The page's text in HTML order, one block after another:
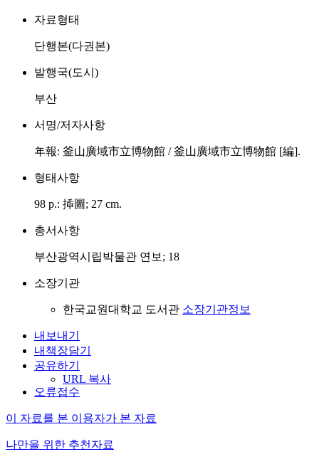
자료형태
단행본(다권본)
발행국(도시)
부산
서명/저자사항
年報: 釜山廣域市立博物館 / 釜山廣域市立博物館 [編].
형태사항
98 p.: 揷圖; 27 cm.
총서사항
부산광역시립박물관 연보; 18
소장기관
한국교원대학교 도서관 소장기관정보
내보내기
내책장담기
공유하기
URL 복사
오류접수
이 자료를 본 이용자가 본 자료
나만을 위한 추천자료